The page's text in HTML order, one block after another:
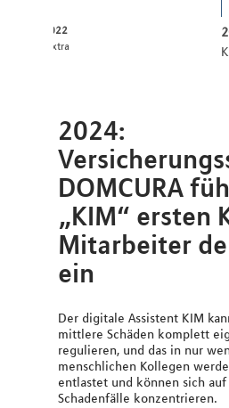
2022
:pxtra
2024:
DOMCURA
„KIM“ ersten
Mitarbeiter
ein
Der digitale Assistent KIM
mittlere Schäden komplett
regulieren, und das in nur
menschlichen Kollegen
entlastet und können sich
Schadenfälle konzentrieren.